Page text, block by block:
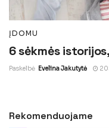
ĮDOMU
6 sėkmės
Paskelbė Evelina Jakutytė
Rekomenduojame